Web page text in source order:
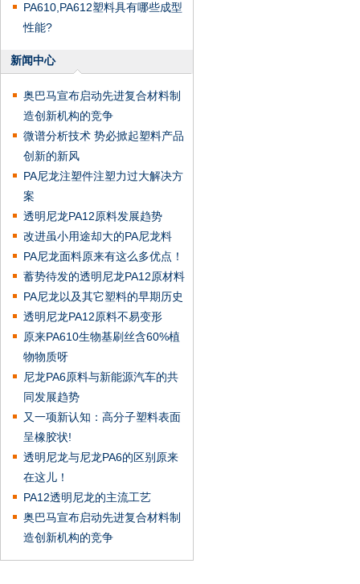
PA610,PA612塑料具有哪些成型
性能?
新闻中心
奥巴马宣布启动先进复合材料制
造创新机构的竞争
微谱分析技术 势必掀起塑料产品
创新的新风
PA尼龙注塑件注塑力过大解决方
案
透明尼龙PA12原料发展趋势
改进虽小用途却大的PA尼龙料
PA尼龙面料原来有这么多优点！
蓄势待发的透明尼龙PA12原材料
PA尼龙以及其它塑料的早期历史
透明尼龙PA12原料不易变形
原来PA610生物基刷丝含60%植
物物质呀
尼龙PA6原料与新能源汽车的共
同发展趋势
又一项新认知：高分子塑料表面
呈橡胶状!
透明尼龙与尼龙PA6的区别原来
在这儿！
PA12透明尼龙的主流工艺
奥巴马宣布启动先进复合材料制
造创新机构的竞争